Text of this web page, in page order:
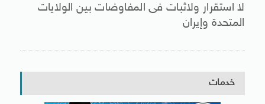
لا استقرار ولاثبات فى المفاوضات بين الولايات
المتحدة وإيران
خدمات